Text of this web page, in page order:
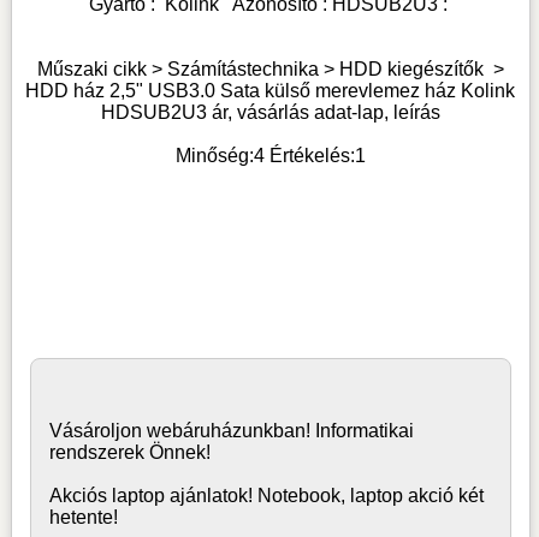
Gyártó : KolinkAzonosító : HDSUB2U3:
Műszaki cikk > Számítástechnika > HDD kiegészítők>
HDD ház 2,5" USB3.0 Sata külső merevlemez ház Kolink
HDSUB2U3 ár, vásárlás adat-lap, leírás
Minőség:4Értékelés:1
Vásároljon webáruházunkban! Informatikai
rendszerek Önnek!
Akciós laptop ajánlatok! Notebook, laptop akció két
hetente!